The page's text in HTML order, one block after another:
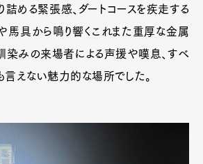
詰める緊張感、ダートコースを疾走する
馬具から鳴り響くこれまた重厚な金属
染みの来場者による声援や嘆息、すべ
言えない魅力的な場所でした。